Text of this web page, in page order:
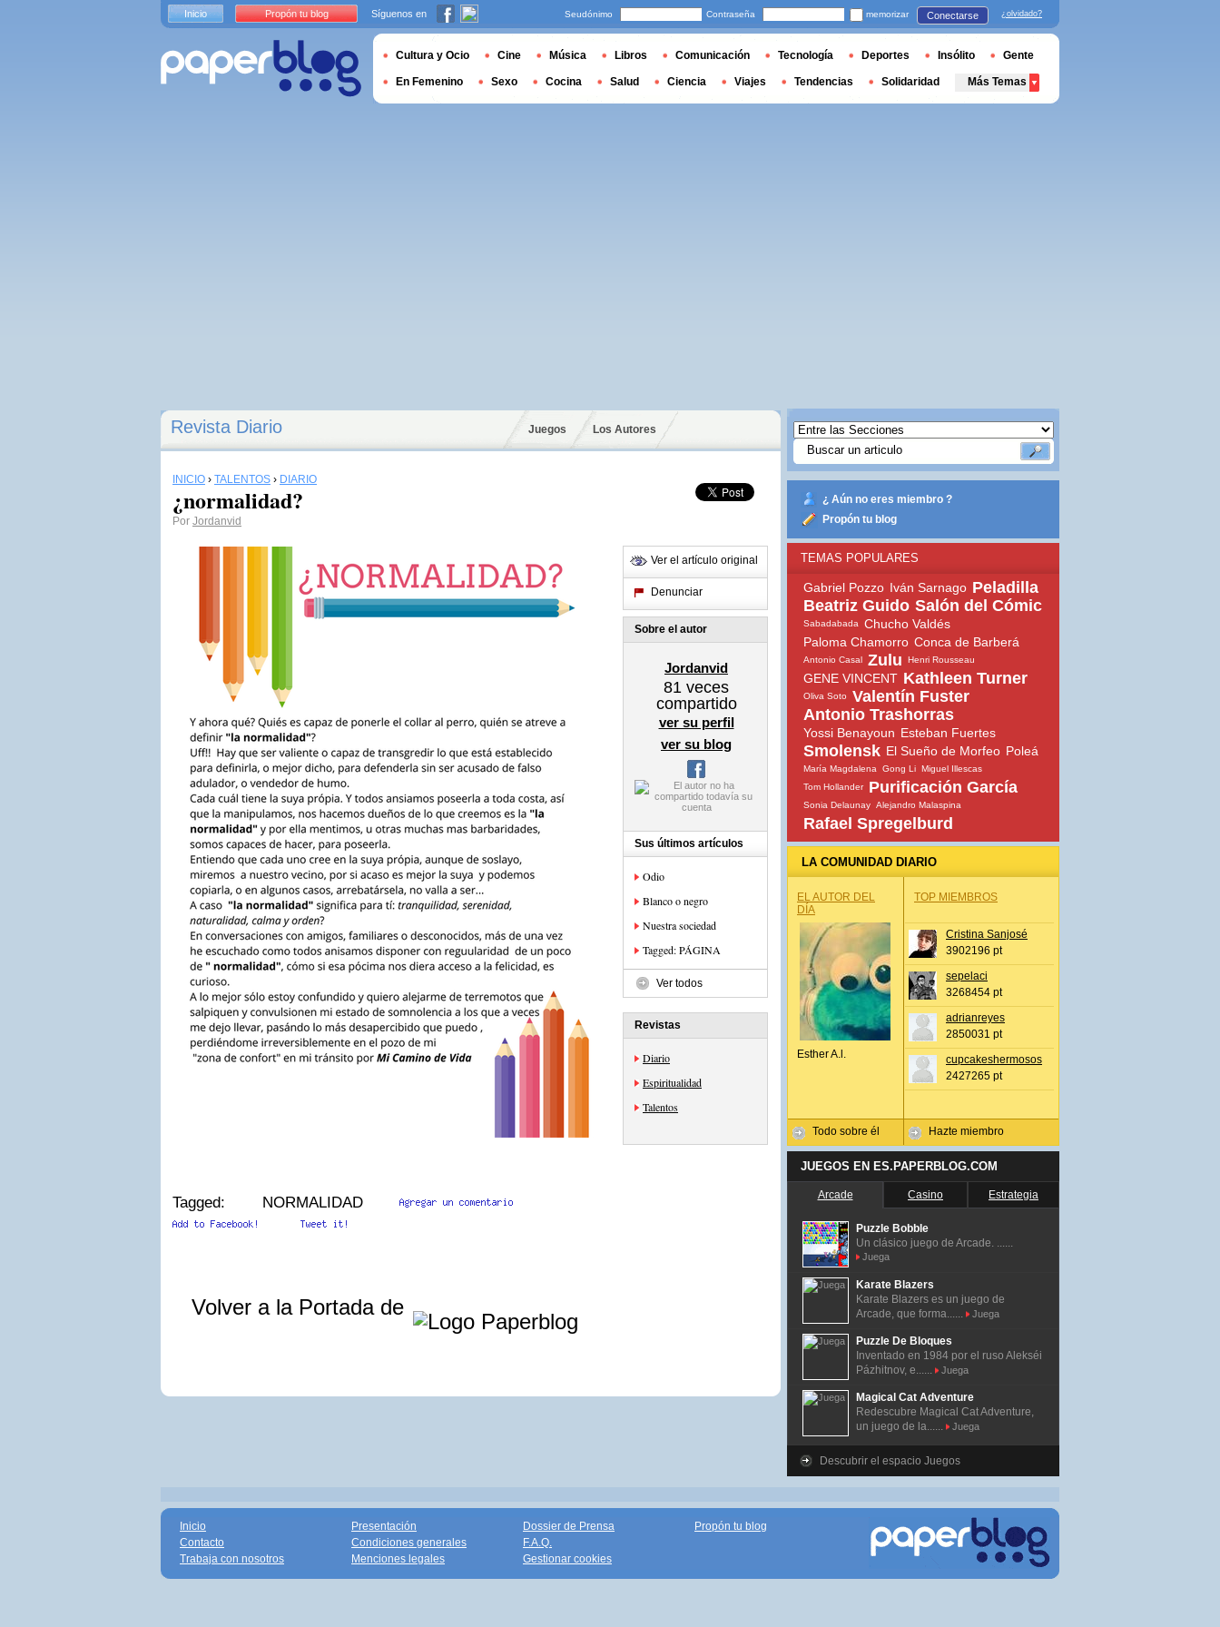
Revista Diario Juegos Los Autores
INICIO › TALENTOS › DIARIO
¿normalidad?
Por Jordanvid
Tagged: NORMALIDAD
Volver a la Portada de
Ver el artículo original
Denunciar
Sobre el autor
Jordanvid
81 veces
compartido
ver su perfil
ver su blog
Sus últimos artículos
Odio
Blanco o negro
Nuestra sociedad
Tagged: PÁGINA
Ver todos
Revistas
Diario
Espiritualidad
Talentos
¿ Aún no eres miembro ?
Propón tu blog
TEMAS POPULARES
Gabriel Pozzo Iván Sarnago Peladilla
Beatriz Guido Salón del Cómic
Sabadabada
Chucho Valdés
Paloma Chamorro Conca de Barberá
Antonio Casal Zulu Henri Rousseau
GENE VINCENT Kathleen Turner
Oliva Soto
Valentín Fuster
Antonio Trashorras
Yossi Benayoun Esteban Fuertes
Smolensk El Sueño de Morfeo Poleá
María Magdalena Gong Li Miguel Illescas
Tom Hollander
Purificación García
Sonia Delaunay Alejandro Malaspina
Rafael Spregelburd
LA COMUNIDAD DIARIO
EL AUTOR DEL
DÍA
Esther A.l.
Todo sobre él
TOP MIEMBROS
Cristina Sanjosé
3902196 pt
sepelaci
3268454 pt
adrianreyes
2850031 pt
cupcakeshermosos
2427265 pt
Hazte miembro
JUEGOS EN ES.PAPERBLOG.COM
Arcade Casino Estrategia
Puzzle Bobble
Un clásico juego de Arcade. ......
Juega
Karate Blazers
Karate Blazers es un juego de
Arcade, que forma......
Juega
Puzzle De Bloques
Inventado en 1984 por el ruso Alekséi
Pázhitnov, e......
Juega
Magical Cat Adventure
Redescubre Magical Cat Adventure,
un juego de la......
Juega
Descubrir el espacio Juegos
Inicio Propón tu blog Síguenos en Seudónimo Contraseña memorizar Conectarse ¿olvidado?
Cultura y Ocio Cine Música Libros Comunicación Tecnología Deportes Insólito Gente
En Femenino Sexo Cocina Salud Ciencia Viajes Tendencias Solidaridad Más Temas
Inicio
Contacto
Trabaja con nosotros
Presentación
Condiciones generales
Menciones legales
Dossier de Prensa
F.A.Q.
Gestionar cookies
Propón tu blog